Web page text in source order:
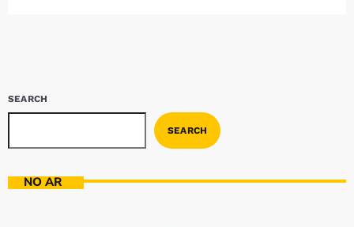
SEARCH
SEARCH
NO AR